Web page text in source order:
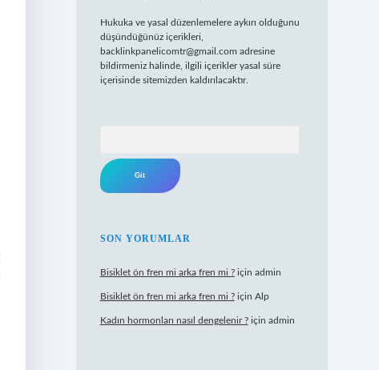
Hukuka ve yasal düzenlemelere aykırı olduğunu
düşündüğünüz içerikleri,
backlinkpanelicomtr@gmail.com adresine
bildirmeniz halinde, ilgili içerikler yasal süre
içerisinde sitemizden kaldırılacaktır.
SON YORUMLAR
Bisiklet ön fren mi arka fren mi ?için admin
Bisiklet ön fren mi arka fren mi ?için Alp
Kadın hormonları nasıl dengelenir ?için admin